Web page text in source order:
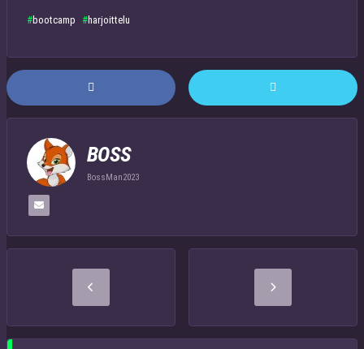
bootcamp harjoittelu
BOSS
BossMan2023